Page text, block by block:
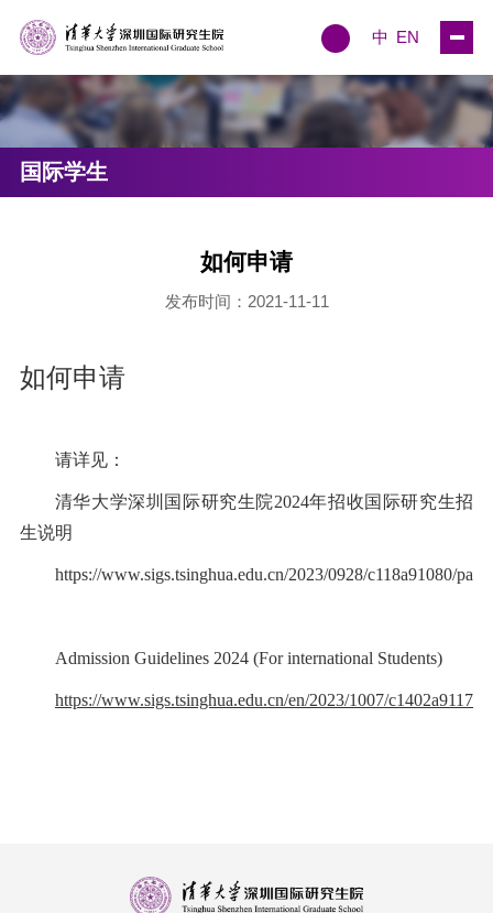
中 EN
国际学生
如何申请
发布时间：2021-11-11
如何申请
请详见：
清华大学深圳国际研究生院2024年招收国际研究生招
生说明
https://www.sigs.tsinghua.edu.cn/2023/0928/c118a91080/
Admission Guidelines 2024 (For international Students)
https://www.sigs.tsinghua.edu.cn/en/2023/1007/c1402a91171/